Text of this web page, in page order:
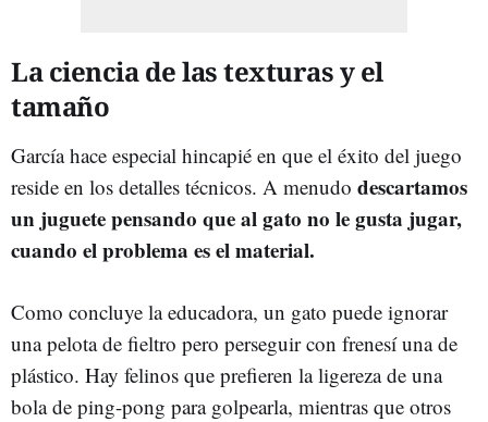
La ciencia de las texturas y el
tamaño
García hace especial hincapié en que el éxito del juego
reside en los detalles técnicos. A menudo descartamos
un juguete pensando que al gato no le gusta jugar,
cuando el problema es el material.
Como concluye la educadora, un gato puede ignorar
una pelota de fieltro pero perseguir con frenesí una de
plástico. Hay felinos que prefieren la ligereza de una
bola de ping-pong para golpearla, mientras que otros